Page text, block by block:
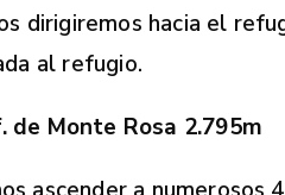
dirigiremos hacia el
al refugio.
de Monte Rosa 2.795m